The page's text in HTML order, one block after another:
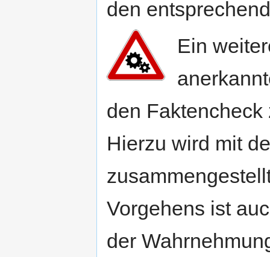
den
Ein
den
Hierzu wird mit
Vorgehens ist
der